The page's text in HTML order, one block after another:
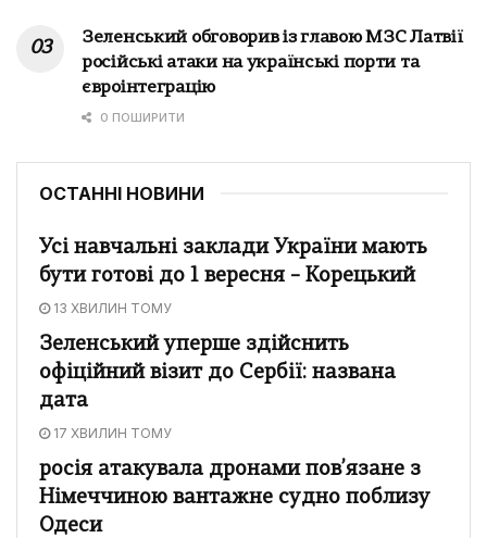
Зеленський обговорив із главою МЗС Латвії
російські атаки на українські порти та
євроінтеграцію
0 ПОШИРИТИ
ОСТАННІ НОВИНИ
Усі навчальні заклади України мають
бути готові до 1 вересня – Корецький
13 ХВИЛИН ТОМУ
Зеленський уперше здійснить
офіційний візит до Сербії: названа
дата
17 ХВИЛИН ТОМУ
росія атакувала дронами пов’язане з
Німеччиною вантажне судно поблизу
Одеси